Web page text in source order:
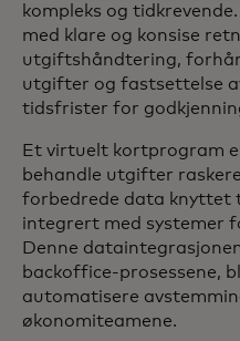
kompleks og
med klare og konsise
utgiftshåndtering,
utgifter og fastsettelse
tidsfrister for
Et virtuelt kortprogram
behandle utgifter
forbedrede data knyttet
integrert med systemer
Denne
backoffice-prosessene,
automatisere
økonomiteamene.